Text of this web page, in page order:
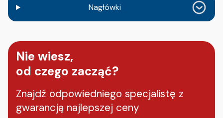
Nagłówki
Nie wiesz,
od czego zacząć?
Znajdź odpowiedniego specjalistę z
gwarancją najlepszej ceny